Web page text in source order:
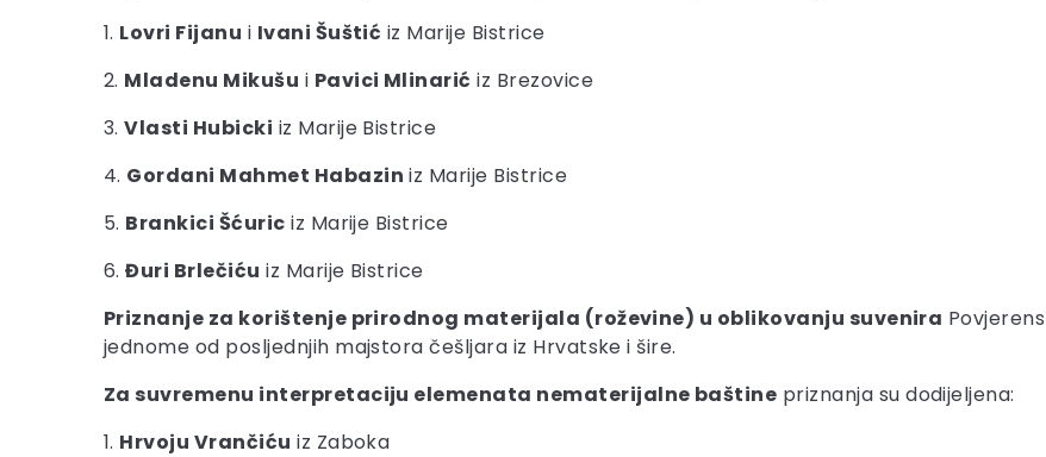
1. Lovri Fijanu i Ivani Šuštić iz Marije Bistrice
2. Mladenu Mikušu i Pavici Mlinarić iz Brezovice
3.Vlasti Hubicki iz Marije Bistrice
4. Gordani Mahmet Habazin iz Marije Bistrice
5. Brankici Šćuric iz Marije Bistrice
6.Đuri Brlečiću iz Marije Bistrice
Priznanje za korištenje prirodnog materijala (roževine) u oblikovanju suvenira
jednome od posljednjih majstora češljara iz Hrvatske i šire.
Za suvremenu interpretaciju elemenata nematerijalne baštine priznanja su dodijeljena:
1. Hrvoju Vrančiću iz Zaboka